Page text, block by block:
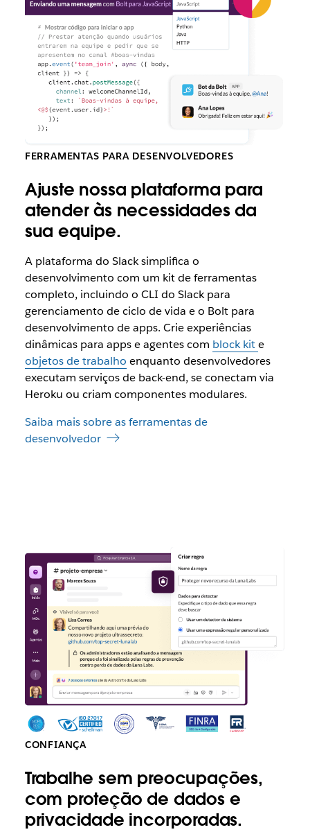
FERRAMENTAS PARA DESENVOLVEDORES
Ajuste nossa plataforma para
atender às necessidades da
sua equipe.
A plataforma do Slack simplifica o
desenvolvimento com um kit de ferramentas
completo, incluindo o CLI do Slack para
gerenciamento de ciclo de vida e o Bolt para
desenvolvimento de apps. Crie experiências
dinâmicas para apps e agentes com block kite
objetos de trabalho enquanto desenvolvedores
executam serviços de back-end, se conectam via
Heroku ou criam componentes modulares.
Saiba mais sobre as ferramentas de
desenvolvedor
CONFIANÇA
Trabalhe sem preocupações,
com proteção de dados e
privacidade incorporadas.